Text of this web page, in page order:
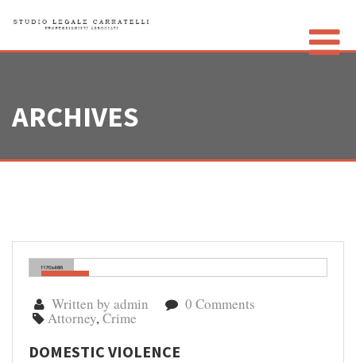
LO STUDIO
GLI AVVOCATI
CONTATTI
ARCHIVES
02
Written by admin 0 Comments
Attorney,Crime
DOMESTIC VIOLENCE